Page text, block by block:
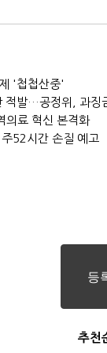
'첩첩산중'
의료 혁신 본격화
52시간 손질 예고
추천